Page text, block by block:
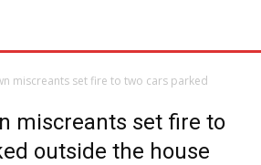
miscreants set fire to two cars parked
miscreants set fire to
outside the house